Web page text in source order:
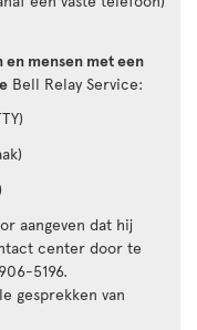
mensen met een
Bell Relay Service:
aangeven dat hij
center door te
5196.
gesprekken van